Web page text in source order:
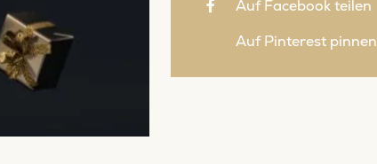
Auf Facebook teilen
Auf Pinterest pinnen